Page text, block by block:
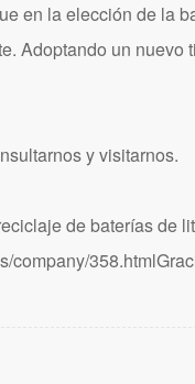
en la elección de la
Adoptando un
y visitarnos.
de baterías de
company/358.html